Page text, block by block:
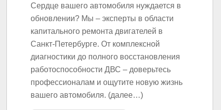
Сердце вашего автомобиля нуждается в
обновлении? Мы – эксперты в области
капитального ремонта двигателей в
Санкт-Петербурге. От комплексной
диагностики до полного восстановления
работоспособности ДВС – доверьтесь
профессионалам и ощутите новую жизнь
вашего автомобиля. (далее…)